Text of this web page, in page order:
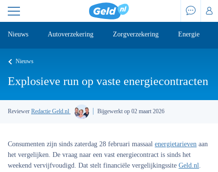
Nieuws Autoverzekering Zorgverzekering Energie
Nieuws
Explosieve run op vaste energiecontracten
Reviewer Redactie Geld.nl Bijgewerkt op 02 maart 2026
Consumenten zijn sinds zaterdag 28 februari massaal energietarieven aan
het vergelijken. De vraag naar een vast energiecontract is sinds het
weekend vervijfvoudigd. Dat stelt financiële vergelijkingssite Geld.nl.